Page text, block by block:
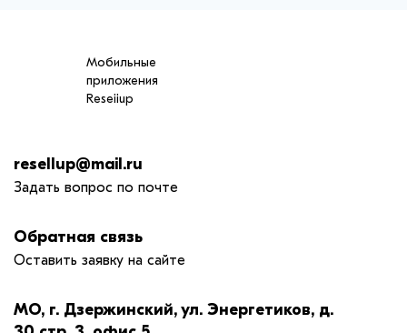
Мобильные
приложения
Reseiiup
resellup@mail.ru
Задать вопрос по почте
Обратная связь
Оставить заявку на сайте
МО, г. Дзержинский, ул. Энергетиков, д.